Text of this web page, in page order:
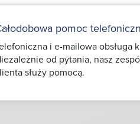
pomoc
i e-mailowa obsługa
od pytania, nasz
służy pomocą.